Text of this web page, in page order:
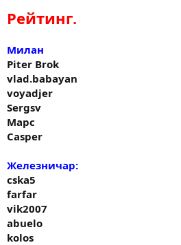
Рейтинг.
Милан
Piter Brok
vlad.babayan
voyadjer
Sergsv
Марс
Casper
Железничар:
cska5
farfar
vik2007
abuelo
kolos